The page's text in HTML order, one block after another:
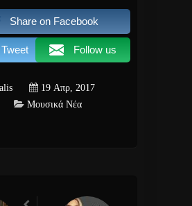
Share on Facebook
Tweet Follow us
19 Απρ, 2017
Μουσικά Νέα